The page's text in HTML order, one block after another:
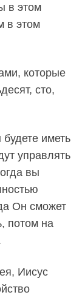
в этом
в этом
которые
сто,
иметь
управлять
вы
Он сможет
потом на
Иисус